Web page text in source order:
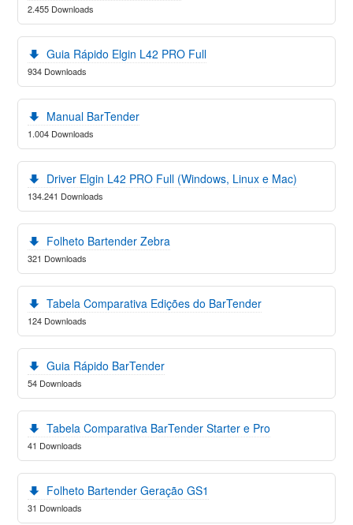
2.455 Downloads
Guia Rápido Elgin L42 PRO Full
934 Downloads
Manual BarTender
1.004 Downloads
Driver Elgin L42 PRO Full (Windows, Linux e Mac)
134.241 Downloads
Folheto Bartender Zebra
321 Downloads
Tabela Comparativa Edições do BarTender
124 Downloads
Guia Rápido BarTender
54 Downloads
Tabela Comparativa BarTender Starter e Pro
41 Downloads
Folheto Bartender Geração GS1
31 Downloads